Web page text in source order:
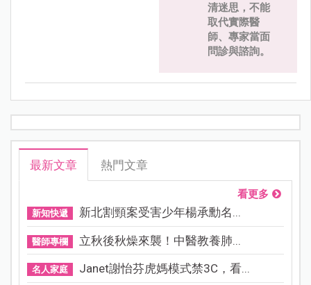
清迷思，不能
取代實際醫
師、專家當面
問診與諮詢。
最新文章 熱門文章
看更多
新知快遞 新北割頸案受害少年楊承勳名...
醫師專欄 立秋後秋燥來襲！中醫教養肺...
名人家庭 Janet謝怡芬虎媽模式禁3C，看...